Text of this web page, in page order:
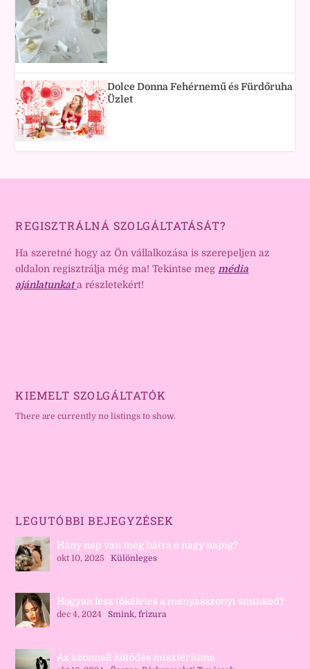
Dolce Donna Fehérnemű és Fürdőruha
Üzlet
REGISZTRÁLNÁ SZOLGÁLTATÁSÁT?
Ha szeretné hogy az Ön vállalkozása is szerepeljen az
oldalon regisztrálja még ma! Tekintse meg média
ajánlatunkat a részletekért!
KIEMELT SZOLGÁLTATÓK
There are currently no listings to show.
LEGUTÓBBI BEJEGYZÉSEK
Hány nap van még hátra a nagy napig?
okt 10, 2025 |Különleges
Hogyan lesz tökéletes a menyasszonyi sminked?
dec 4, 2024 |Smink, frizura
Az azonnali kötődés misztériuma